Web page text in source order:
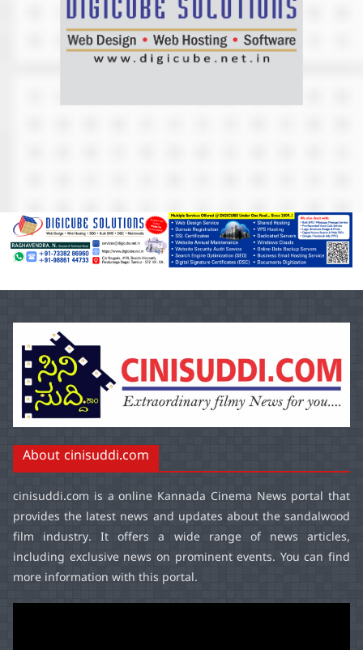
About cinisuddi.com
cinisuddi.com is a online Kannada Cinema News portal that
provides the latest news and updates about the sandalwood
film industry. It offers a wide range of news articles,
including exclusive news on prominent events. You can find
more information with this portal.